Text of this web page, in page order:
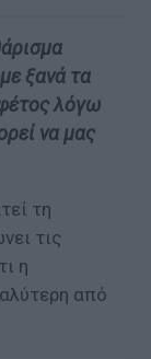
ξανά τα
λόγω
να μας
τη
τις
η
από